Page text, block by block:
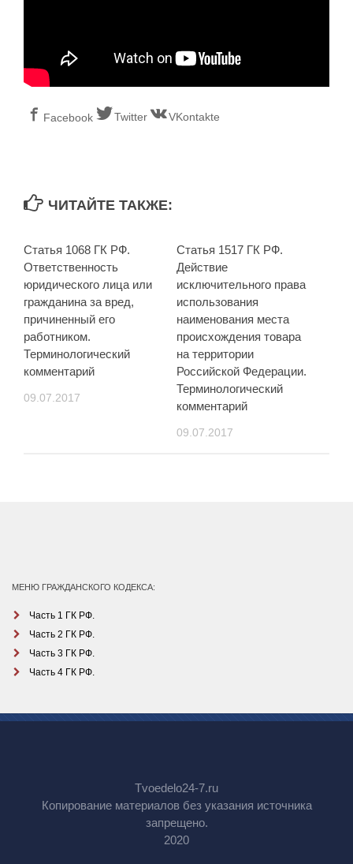
Facebook Twitter VKontakte
ЧИТАЙТЕ ТАКЖЕ:
Статья 1068 ГК РФ.
Ответственность
юридического лица или
гражданина за вред,
причиненный его
работником.
Терминологический
комментарий
09.07.2017
Статья 1517 ГК РФ.
Действие
исключительного права
использования
наименования места
происхождения товара
на территории
Российской Федерации.
Терминологический
комментарий
09.07.2017
МЕНЮ ГРАЖДАНСКОГО КОДЕКСА:
Часть 1 ГК РФ.
Часть 2 ГК РФ.
Часть 3 ГК РФ.
Часть 4 ГК РФ.
Tvoedelo24-7.ru
Копирование материалов без указания источника
запрещено.
2020